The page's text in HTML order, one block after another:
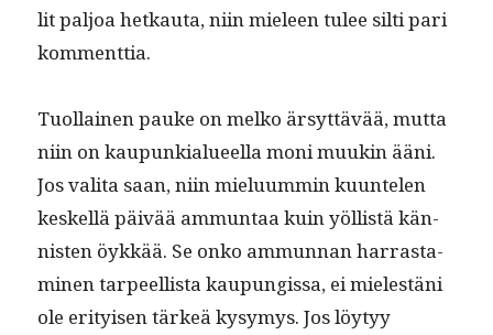
lit paljoa het­kau­ta, niin mieleen tulee silti pari
kommenttia.
Tuol­lainen pauke on melko ärsyt­tävää, mut­ta
niin on kaupunkialueel­la moni muukin ääni.
Jos vali­ta saan, niin mielu­um­min kuun­te­len
keskel­lä päivää ammuntaa kuin yöl­listä kän­
nis­ten öykkää. Se onko ammunnan har­ras­t­a­
mi­nen tarpeel­lista kaupungis­sa, ei mielestäni
ole eri­tyisen tärkeä kysymys. Jos löy­tyy